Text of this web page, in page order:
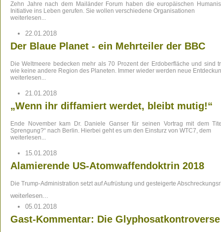
Zehn Jahre nach dem Mailänder Forum haben die europäischen
Initiative ins Leben gerufen. Sie wollen verschiedene Organisationen
weiterlesen...
22.01.2018
Der Blaue Planet - ein Mehrteiler der BBC
Die Weltmeere bedecken mehr als 70 Prozent der Erdoberfläche und sind
wie keine andere Region des Planeten. Immer wieder werden neue
weiterlesen...
21.01.2018
„Wenn ihr diffamiert werdet, bleibt mutig!“
Ende November kam Dr. Daniele Ganser für seinen Vortrag mit dem
Sprengung?“ nach Berlin. Hierbei geht es um den Einsturz von WTC7, dem
weiterlesen...
15.01.2018
Alamierende US-Atomwaffendoktrin 2018
Die Trump-Administration setzt auf Aufrüstung und gesteigerte
weiterlesen...
05.01.2018
Gast-Kommentar: Die Glyphosatkontroverse